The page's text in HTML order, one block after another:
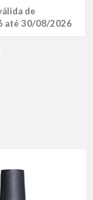
de
até 30/08/2026